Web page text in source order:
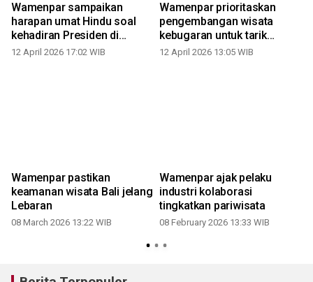
Wamenpar sampaikan
harapan umat Hindu soal
kehadiran Presiden di
Dharma Santi Bali
12 April 2026 17:02 WIB
Wamenpar prioritaskan
pengembangan wisata
kebugaran untuk tarik
wisatawan
12 April 2026 13:05 WIB
Wamenpar pastikan
keamanan wisata Bali jelang
Lebaran
08 March 2026 13:22 WIB
Wamenpar ajak pelaku
industri kolaborasi
tingkatkan pariwisata
08 February 2026 13:33 WIB